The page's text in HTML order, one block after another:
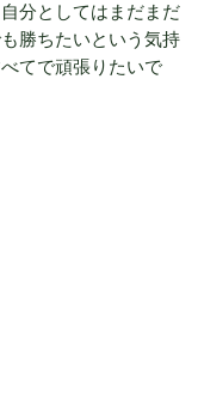
分としてはまだまだ
勝ちたいという気持
てで頑張りたいで